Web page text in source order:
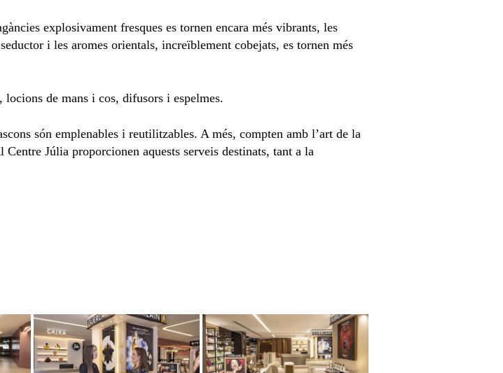
explosivament fresques es tornen encara més vibrants, les
i les aromes orientals, increïblement cobejats, es tornen més
de mans i cos, difusors i espelmes.
són emplenables i reutilitzables. A més, compten amb l’art de la
Júlia proporcionen aquests serveis destinats, tant a la